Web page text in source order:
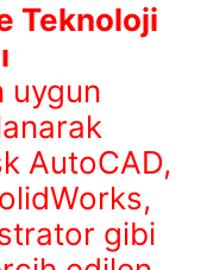
Teknoloji
uygun
AutoCAD,
gibi